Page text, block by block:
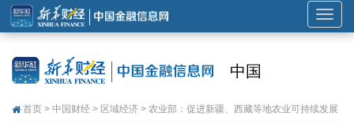
展
开
导
中国
首页 > 中国财经 > 区域经济 > 农业部：促进新疆、西藏等地农业可持续发展